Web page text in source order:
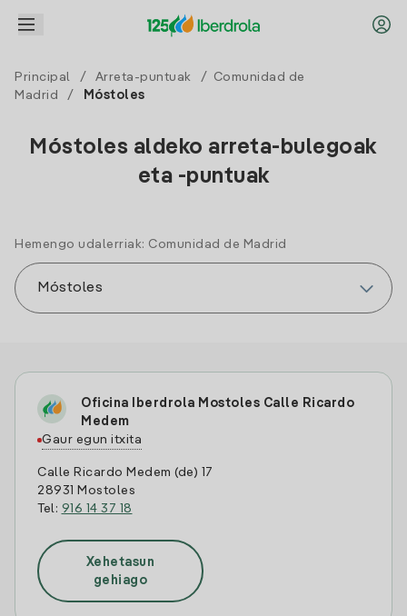
Principal / Arreta-puntuak /
Comunidad de
Madrid
/ Móstoles
Móstoles aldeko arreta-bulegoak
eta -puntuak
Hemengo udalerriak: Comunidad de Madrid
Oficina Iberdrola Mostoles Calle Ricardo
Medem
Gaur egun itxita
Calle Ricardo Medem (de) 17
28931 Mostoles
Tel: 916 14 37 18
Xehetasun
gehiago